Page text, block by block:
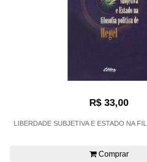
R$ 33,00
LIBERDADE SUBJETIVA E ESTADO NA
Comprar